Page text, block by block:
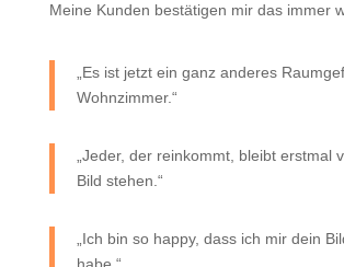
Meine Kunden bestätigen mir das immer
„Es ist jetzt ein ganz anderes
Wohnzimmer.“
„Jeder, der reinkommt, bleibt erstmal
Bild stehen.“
„Ich bin so happy, dass ich mir dein